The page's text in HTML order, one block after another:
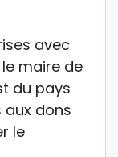
avec
maire de
du pays
aux dons
le